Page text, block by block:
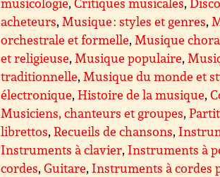
acheteurs,Musique : styles et genres,
orchestrale et formelle,Musique
et religieuse,Musique populaire,
traditionnelle,Musique du monde et
électronique,Histoire de la musique,
Musiciens, chanteurs et groupes,
librettos,Recueils de chansons,
Instruments à clavier, Instruments à
cordes,Guitare, Instruments à cordes